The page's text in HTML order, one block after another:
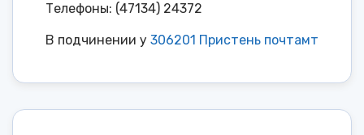
Телефоны: (47134) 24372
В подчинении у 306201 Пристень почтамт